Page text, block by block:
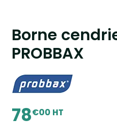
Borne
PROBBAX
78€00 HT